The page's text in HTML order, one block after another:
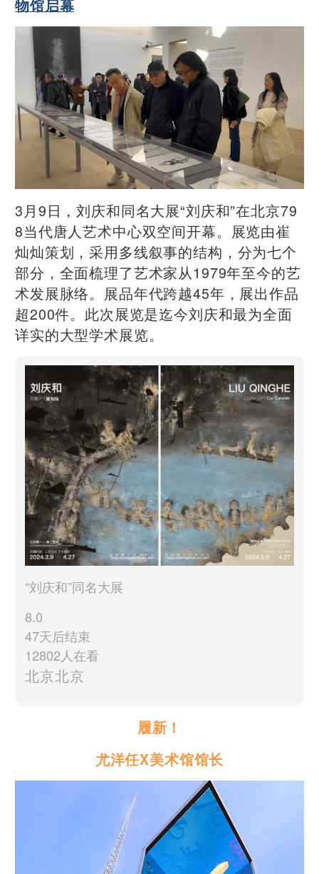
物馆启幕
3月9日，刘庆和同名大展“刘庆和”在北京79
8当代唐人艺术中心双空间开幕。展览由崔
灿灿策划，采用多线叙事的结构，分为七个
部分，全面梳理了艺术家从1979年至今的艺
术发展脉络。展品年代跨越45年，展出作品
超200件。此次展览是迄今刘庆和最为全面
详实的大型学术展览。
“刘庆和”同名大展
8.0
47天后结束
12802人在看
北京北京
履新！
尤洋任X美术馆馆长